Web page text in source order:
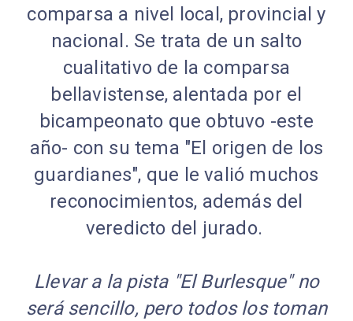
comparsa a nivel local, provincial y
nacional. Se trata de un salto
cualitativo de la comparsa
bellavistense, alentada por el
bicampeonato que obtuvo -este
año- con su tema "El origen de los
guardianes", que le valió muchos
reconocimientos, además del
veredicto del jurado.
Llevar a la pista "El Burlesque" no
será sencillo, pero todos los toman